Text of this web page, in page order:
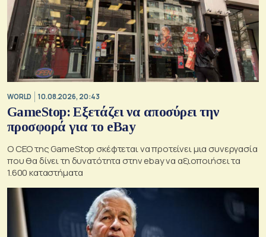
WORLD 10.08.2026, 20:43
GameStop: Εξετάζει να αποσύρει την
προσφορά για το eBay
Ο CEO της GameStop σκέφτεται να προτείνει μια συνεργασία
που θα δίνει τη δυνατότητα στην ebay να αξιοποιήσει τα
1.600 καταστήματα